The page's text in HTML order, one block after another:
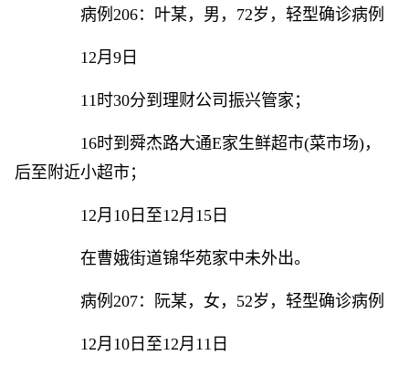
病例206：叶某，男，72岁，轻型确诊病例
12月9日
11时30分到理财公司振兴管家；
16时到舜杰路大通E家生鲜超市(菜市场)，
后至附近小超市；
12月10日至12月15日
在曹娥街道锦华苑家中未外出。
病例207：阮某，女，52岁，轻型确诊病例
12月10日至12月11日